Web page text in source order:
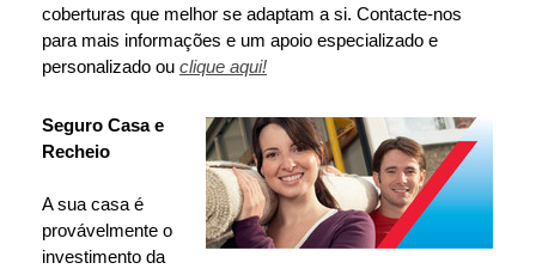
coberturas que melhor se adaptam a si. Contacte-nos
para mais informações e um apoio especializado e
personalizado ou clique aqui!
Seguro Casa e
Recheio
A sua casa é
provávelmente o
investimento da